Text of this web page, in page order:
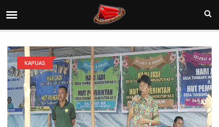
KAPUAS